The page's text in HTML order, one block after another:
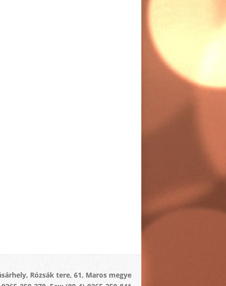
Rózsák tere, 61, Maros megye